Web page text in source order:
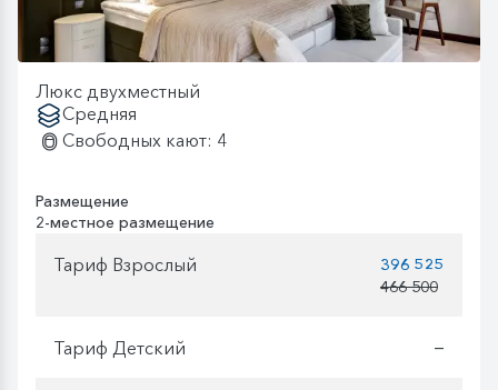
Люкс двухместный
Средняя
Свободных кают: 4
Размещение
2-местное размещение
Тариф Взрослый
396 525
466 500
Тариф Детский —